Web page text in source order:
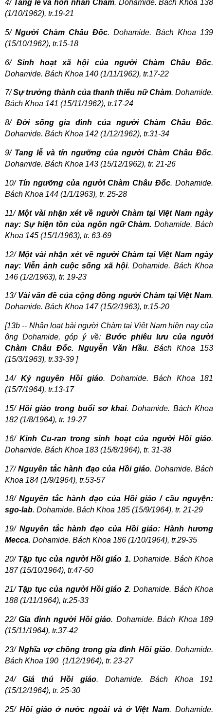
4/ Tang lễ và hôn nhân Chàm. Dohamide. Bách Khoa 138
(1/10/1962), tr.19-21
5/Người Chàm Châu Đốc. Dohamide. Bách Khoa 139
(15/10/1962), tr.15-18
6/Sinh hoạt xã hội của người Chàm Châu Đốc.
Dohamide. Bách Khoa 140 (1/11/1962), tr.17-22
7/Sự trưởng thành của thanh thiếu nữ Chàm. Dohamide.
Bách Khoa 141 (15/11/1962), tr.17-24
8/ Đời sống gia đình của người Chàm Châu Đốc.
Dohamide. Bách Khoa 142 (1/12/1962), tr.31-34
9/ Tang lễ và tín ngưỡng của người Chàm Châu Đốc.
Dohamide. Bách Khoa 143 (15/12/1962), tr. 21-26
10/ Tín ngưỡng của người Chàm Châu Đốc. Dohamide.
Bách Khoa 144 (1/1/1963), tr. 25-28
11/Một vài nhận xét về người Chàm tại Việt Nam ngày
nay: Sự hiện tồn của ngôn ngữ Chàm. Dohamide. Bách
Khoa 145 (15/1/1963), tr. 63-69
12/ Một vài nhận xét về người Chàm tại Việt Nam ngày
nay: Viễn ảnh cuộc sống xã hội. Dohamide. Bách Khoa
146 (1/2/1963), tr. 19-23
13/ Vài vấn đề của cộng đồng người Chàm tại Việt Nam.
Dohamide. Bách Khoa 147 (15/2/1963), tr.15-20
[13b -- Nhân loạt bài người Chàm tại Việt Nam hiện nay của
ông Dohamide, góp ý về: Bước phiêu lưu của người
Chàm Châu Đốc. Nguyễn Văn Hầu. Bách Khoa 153
(15/3/1963), tr.33-39 ]
14/ Kỷ nguyên Hồi giáo. Dohamide. Bách Khoa 181
(15/7/1964), tr.13-17
15/ Hồi giáo trong buổi sơ khai. Dohamide. Bách Khoa
182 (1/8/1964), tr. 19-27
16/Kinh Cu-ran trong sinh hoạt của người Hồi giáo.
Dohamide. Bách Khoa 183 (15/8/1964), tr. 31-38
17/Nguyên tắc hành đạo của Hồi giáo. Dohamide. Bách
Khoa 184 (1/9/1964), tr.53-57
18/Nguyên tắc hành đạo của Hồi giáo / cầu nguyện:
sgo-lab. Dohamide. Bách Khoa 185 (15/9/1964), tr. 21-29
19/ Nguyên tắc hành đạo của Hồi giáo: Hành hương
Mecca. Dohamide. Bách Khoa 186 (1/10/1964), tr.29-35
20/ Tập tục của người Hồi giáo 1. Dohamide. Bách Khoa
187 (15/10/1964), tr.47-50
21/ Tập tục của người Hồi giáo 2. Dohamide. Bách Khoa
188 (1/11/1964), tr.25-33
22/Gia đình người Hồi giáo. Dohamide. Bách Khoa 189
(15/11/1964), tr.37-42
23/ Nghĩa vợ chồng trong gia đình Hồi giáo. Dohamide.
Bách Khoa 190 (1/12/1964), tr. 23-27
24/Giá thú Hồi giáo. Dohamide. Bách Khoa 191
(15/12/1964), tr. 25-30
25/ Hồi giáo ở nước ngoài và ở Việt Nam. Dohamide.